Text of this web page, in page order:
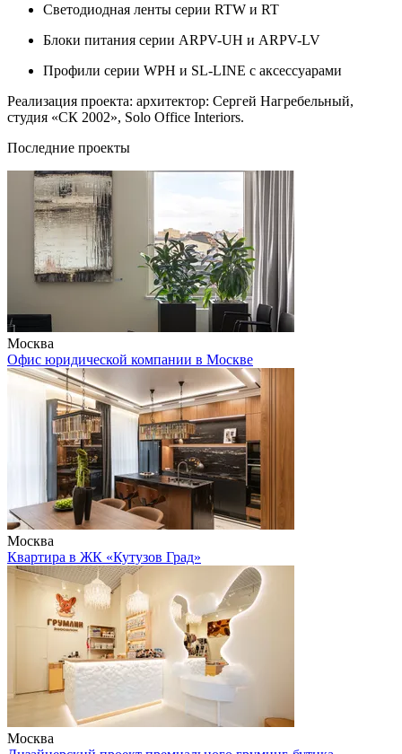
Светодиодная ленты серии RTW и RT
Блоки питания серии ARPV-UH и ARPV-LV
Профили серии WPH и SL-LINE с аксессуарами
Реализация проекта: архитектор: Сергей Нагребельный,
студия «СК 2002», Solo Office Interiors.
Последние проекты
Москва
Офис юридической компании в Москве
Москва
Квартира в ЖК «Кутузов Град»
Москва